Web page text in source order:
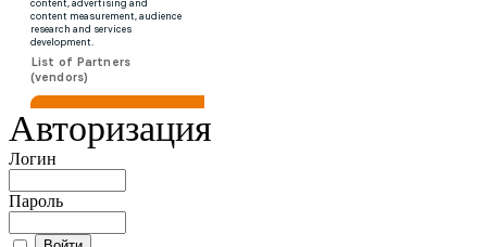
Авторизация
Логин
Пароль